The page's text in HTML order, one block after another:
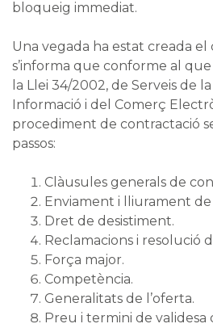
bloqueig immediat.
Una vegada ha estat creada el
s’informa que conforme al
la Llei 34/2002, de Serveis de
Informació i del Comerç
procediment de contractació
passos:
Clàusules generals de
Enviament i lliurament de
Dret de desistiment.
Reclamacions i resolució
Força major.
Competència.
Generalitats de l’oferta.
Preu i termini de validesa